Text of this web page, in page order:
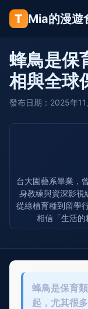
T Mia的漫遊
蜂鳥是保
相與全球
發布日期：2025年11
台大園藝系畢業，
身教練與資深影
從綠植育種到留學
相信「生活的
蜂鳥是保育
起，尤其很